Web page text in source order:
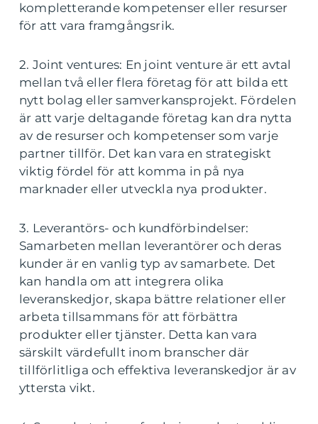
kompletterande kompetenser eller resurser
för att vara framgångsrik.
2. Joint ventures: En joint venture är ett avtal
mellan två eller flera företag för att bilda ett
nytt bolag eller samverkansprojekt. Fördelen
är att varje deltagande företag kan dra nytta
av de resurser och kompetenser som varje
partner tillför. Det kan vara en strategiskt
viktig fördel för att komma in på nya
marknader eller utveckla nya produkter.
3. Leverantörs- och kundförbindelser:
Samarbeten mellan leverantörer och deras
kunder är en vanlig typ av samarbete. Det
kan handla om att integrera olika
leveranskedjor, skapa bättre relationer eller
arbeta tillsammans för att förbättra
produkter eller tjänster. Detta kan vara
särskilt värdefullt inom branscher där
tillförlitliga och effektiva leveranskedjor är av
yttersta vikt.